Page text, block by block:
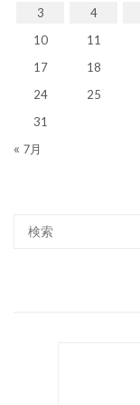
3
4
10
11
17
18
24
25
31
« 7月